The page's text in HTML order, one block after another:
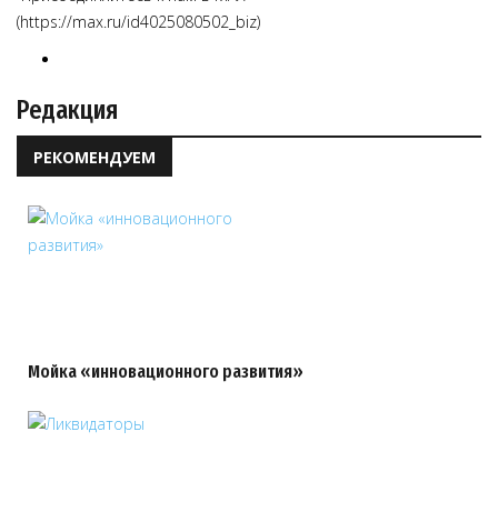
(https://max.ru/id4025080502_biz)
Редакция
РЕКОМЕНДУЕМ
Мойка «инновационного развития»